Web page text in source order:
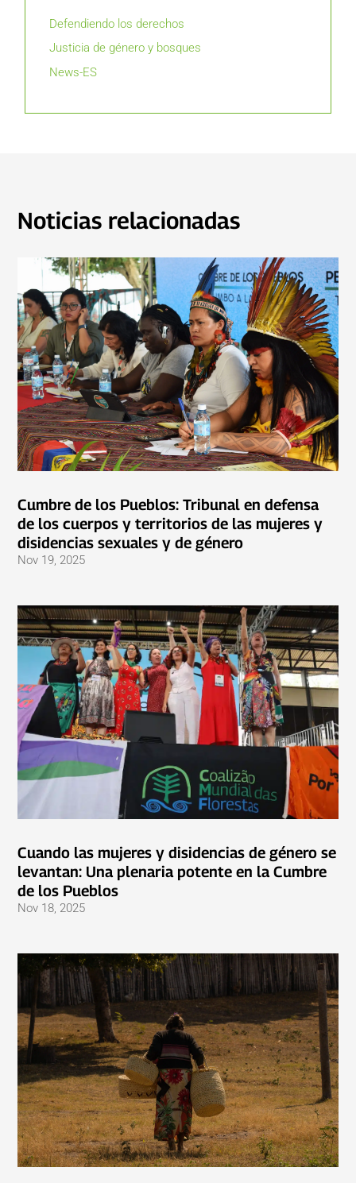
Defendiendo los derechos
Justicia de género y bosques
News-ES
Noticias relacionadas
Cumbre de los Pueblos: Tribunal en defensa
de los cuerpos y territorios de las mujeres y
disidencias sexuales y de género
Nov 19, 2025
Cuando las mujeres y disidencias de género se
levantan: Una plenaria potente en la Cumbre
de los Pueblos
Nov 18, 2025